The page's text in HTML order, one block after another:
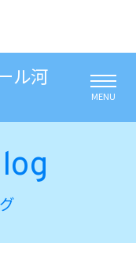
ル河
MENU